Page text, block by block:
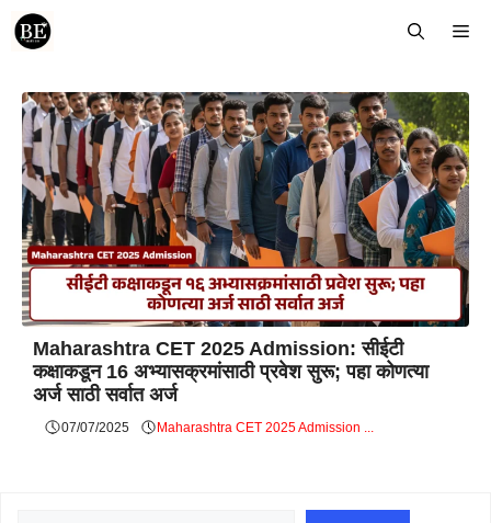
Skip
Maharashtra CET 2025 Admission: सीईटी
कक्षाकडून 16 अभ्यासक्रमांसाठी प्रवेश सुरू; पहा कोणत्या
अर्ज साठी सर्वात अर्ज
07/07/2025 Maharashtra CET 2025 Admission ...